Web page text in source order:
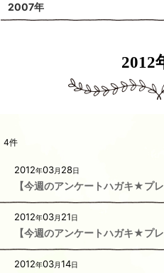
2012
4件
2012年03月 28日
【今週のアンケートハガキ★プ
2012年03月 21日
【今週のアンケートハガキ★プ
2012年03月14日
2007年